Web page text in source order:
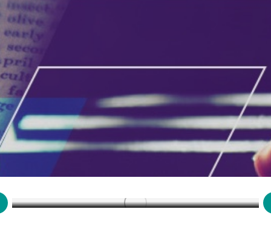
31 de marzo de 1727: Fallece el
matemático y físico Isaac Newton